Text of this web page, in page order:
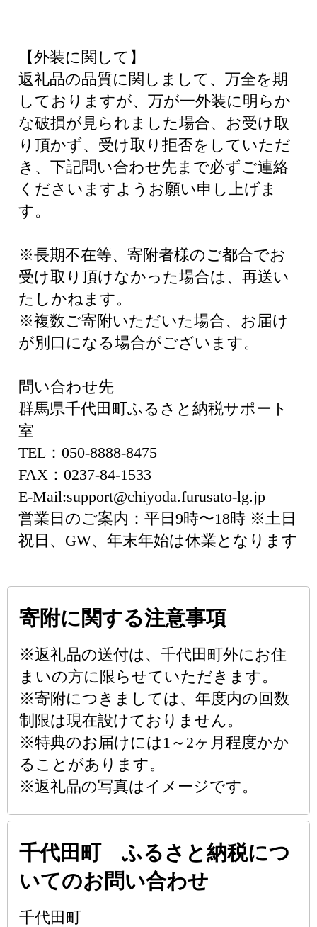
【外装に関して】
返礼品の品質に関しまして、万全を期
しておりますが、万が一外装に明らか
な破損が見られました場合、お受け取
り頂かず、受け取り拒否をしていただ
き、下記問い合わせ先まで必ずご連絡
くださいますようお願い申し上げま
す。
※長期不在等、寄附者様のご都合でお
受け取り頂けなかった場合は、再送い
たしかねます。
※複数ご寄附いただいた場合、お届け
が別口になる場合がございます。
問い合わせ先
群馬県千代田町ふるさと納税サポート
室
TEL：050-8888-8475
FAX：0237-84-1533
E-Mail:support@chiyoda.furusato-lg.jp
営業日のご案内：平日9時〜18時 ※土日
祝日、GW、年末年始は休業となります
寄附に関する注意事項
※返礼品の送付は、千代田町外にお住
まいの方に限らせていただきます。
※寄附につきましては、年度内の回数
制限は現在設けておりません。
※特典のお届けには1～2ヶ月程度かか
ることがあります。
※返礼品の写真はイメージです。
千代田町 ふるさと納税につ
いてのお問い合わせ
千代田町